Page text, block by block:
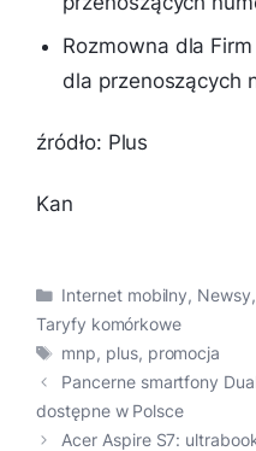
Rozmowna dla
dla przenoszących
źródło: Plus
Kan
Kategorie
Internet mobilny, Newsy,
Taryfy komórkowe
Tagi
mnp, plus, promocja
Pancerne smartfony
dostępne w Polsce
Acer Aspire S7: